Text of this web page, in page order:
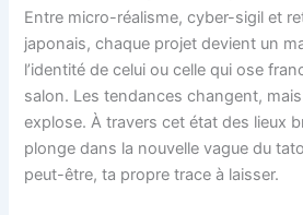
Entre micro-réalisme, cyber-sigil et
japonais, chaque projet devient un
l’identité de celui ou celle qui ose
salon. Les tendances changent,
explose. À travers cet état des lieux
plonge dans la nouvelle vague du
peut-être, ta propre trace à laisser.